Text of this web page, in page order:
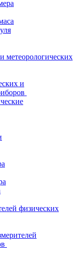
метеорологических
и
физических